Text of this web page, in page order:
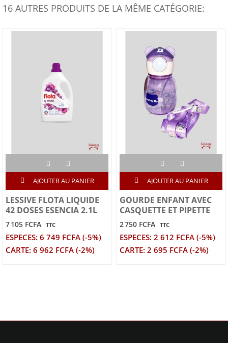
16 AUTRES PRODUITS DE LA MÊME CATÉGORIE:
AJOUTER AU PANIER
LESSIVE FLOTA LIQUIDE
42 DOSES ESENCIA 2.1L
7 105 FCFA TTC
ESPECES: 6 749 FCFA (-5%)
CARTE: 6 962 FCFA (-2%)
AJOUTER AU PANIER
GOURDE ENFANT AVEC
CASQUETTE ET PIPETTE
2 750 FCFA TTC
ESPECES: 2 612 FCFA (-5%)
CARTE: 2 695 FCFA (-2%)